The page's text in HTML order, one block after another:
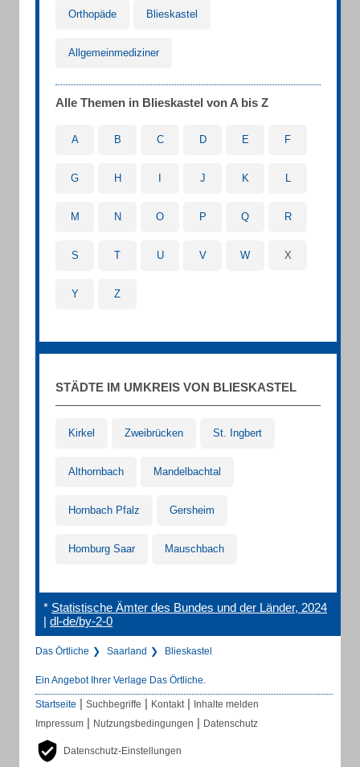
Orthopäde Blieskastel
Allgemeinmediziner
Alle Themen in Blieskastel von A bis Z
A B C D E F
G H J K L
M N O P Q R
S T U V W X
Y Z
STÄDTE IM UMKREIS VON BLIESKASTEL
Kirkel Zweibrücken St. Ingbert
Althornbach Mandelbachtal
Hornbach Pfalz Gersheim
Homburg Saar Mauschbach
* Statistische Ämter des Bundes und der Länder, 2024
| dl-de/by-2-0
Das Örtliche Saarland Blieskastel
Ein Angebot Ihrer Verlage Das Örtliche.
Startseite | Suchbegriffe | Kontakt | Inhalte melden
Impressum | Nutzungsbedingungen | Datenschutz
Datenschutz-Einstellungen